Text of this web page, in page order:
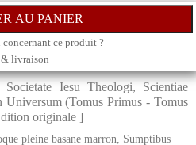
concernant ce produit ?
& livraison
Iesu Theologi, Scientiae
(Tomus Primus - Tomus
originale ]
pleine basane marron, Sumptibus